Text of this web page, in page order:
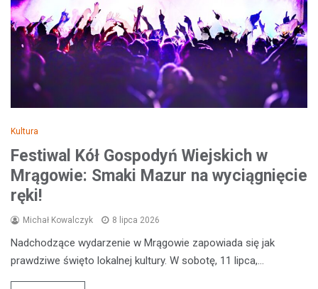
Kultura
Festiwal Kół Gospodyń Wiejskich w
Mrągowie: Smaki Mazur na wyciągnięcie
ręki!
Michał Kowalczyk 8 lipca 2026
Nadchodzące wydarzenie w Mrągowie zapowiada się jak
prawdziwe święto lokalnej kultury. W sobotę, 11 lipca,…